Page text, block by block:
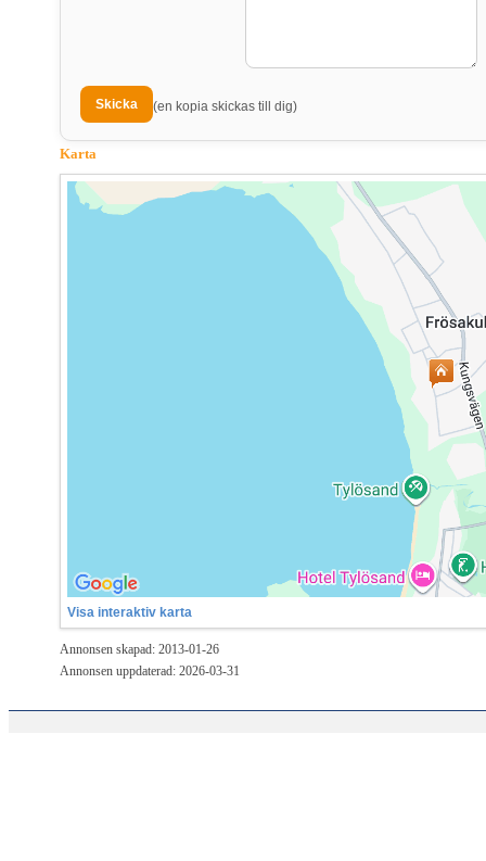
(en kopia skickas till dig)
Karta
Visa interaktiv karta
Annonsen skapad: 2013-01-26
Annonsen uppdaterad: 2026-03-31